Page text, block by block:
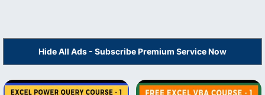
Hide All Ads - Subscribe Premium Service Now